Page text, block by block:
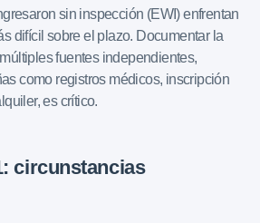
sin inspección (EWI) enfrentan
difícil sobre el plazo. Documentar la
fuentes independientes,
como registros médicos, inscripción
es crítico.
circunstancias